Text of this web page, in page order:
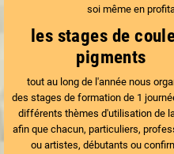
soi même en
les stages de
pigments
tout au long de l'année nous
des stages de formation de 1
différents thèmes d'utilisation de
afin que chacun, particuliers,
ou artistes, débutants ou